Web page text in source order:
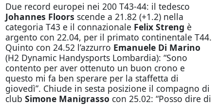
Due record europei nei 200 T43-44: il tedesco
Johannes Floors scende a 21.82 (+1.2) nella
categoria T43 e il connazionale Felix Streng è
argento con 22.04, per il primato continentale T44.
Quinto con 24.52 l’azzurro Emanuele Di Marino
(H2 Dynamic Handysports Lombardia): “Sono
contento per aver ottenuto un buon crono e
questo mi fa ben sperare per la staffetta di
giovedì”. Chiude in sesta posizione il compagno di
club Simone Manigrasso con 25.02: “Posso dire di